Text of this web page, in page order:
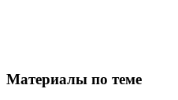
Материалы по теме